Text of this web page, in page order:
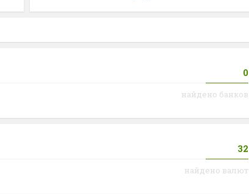
0
найдено банков
32
найдено валют